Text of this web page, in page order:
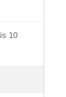
10